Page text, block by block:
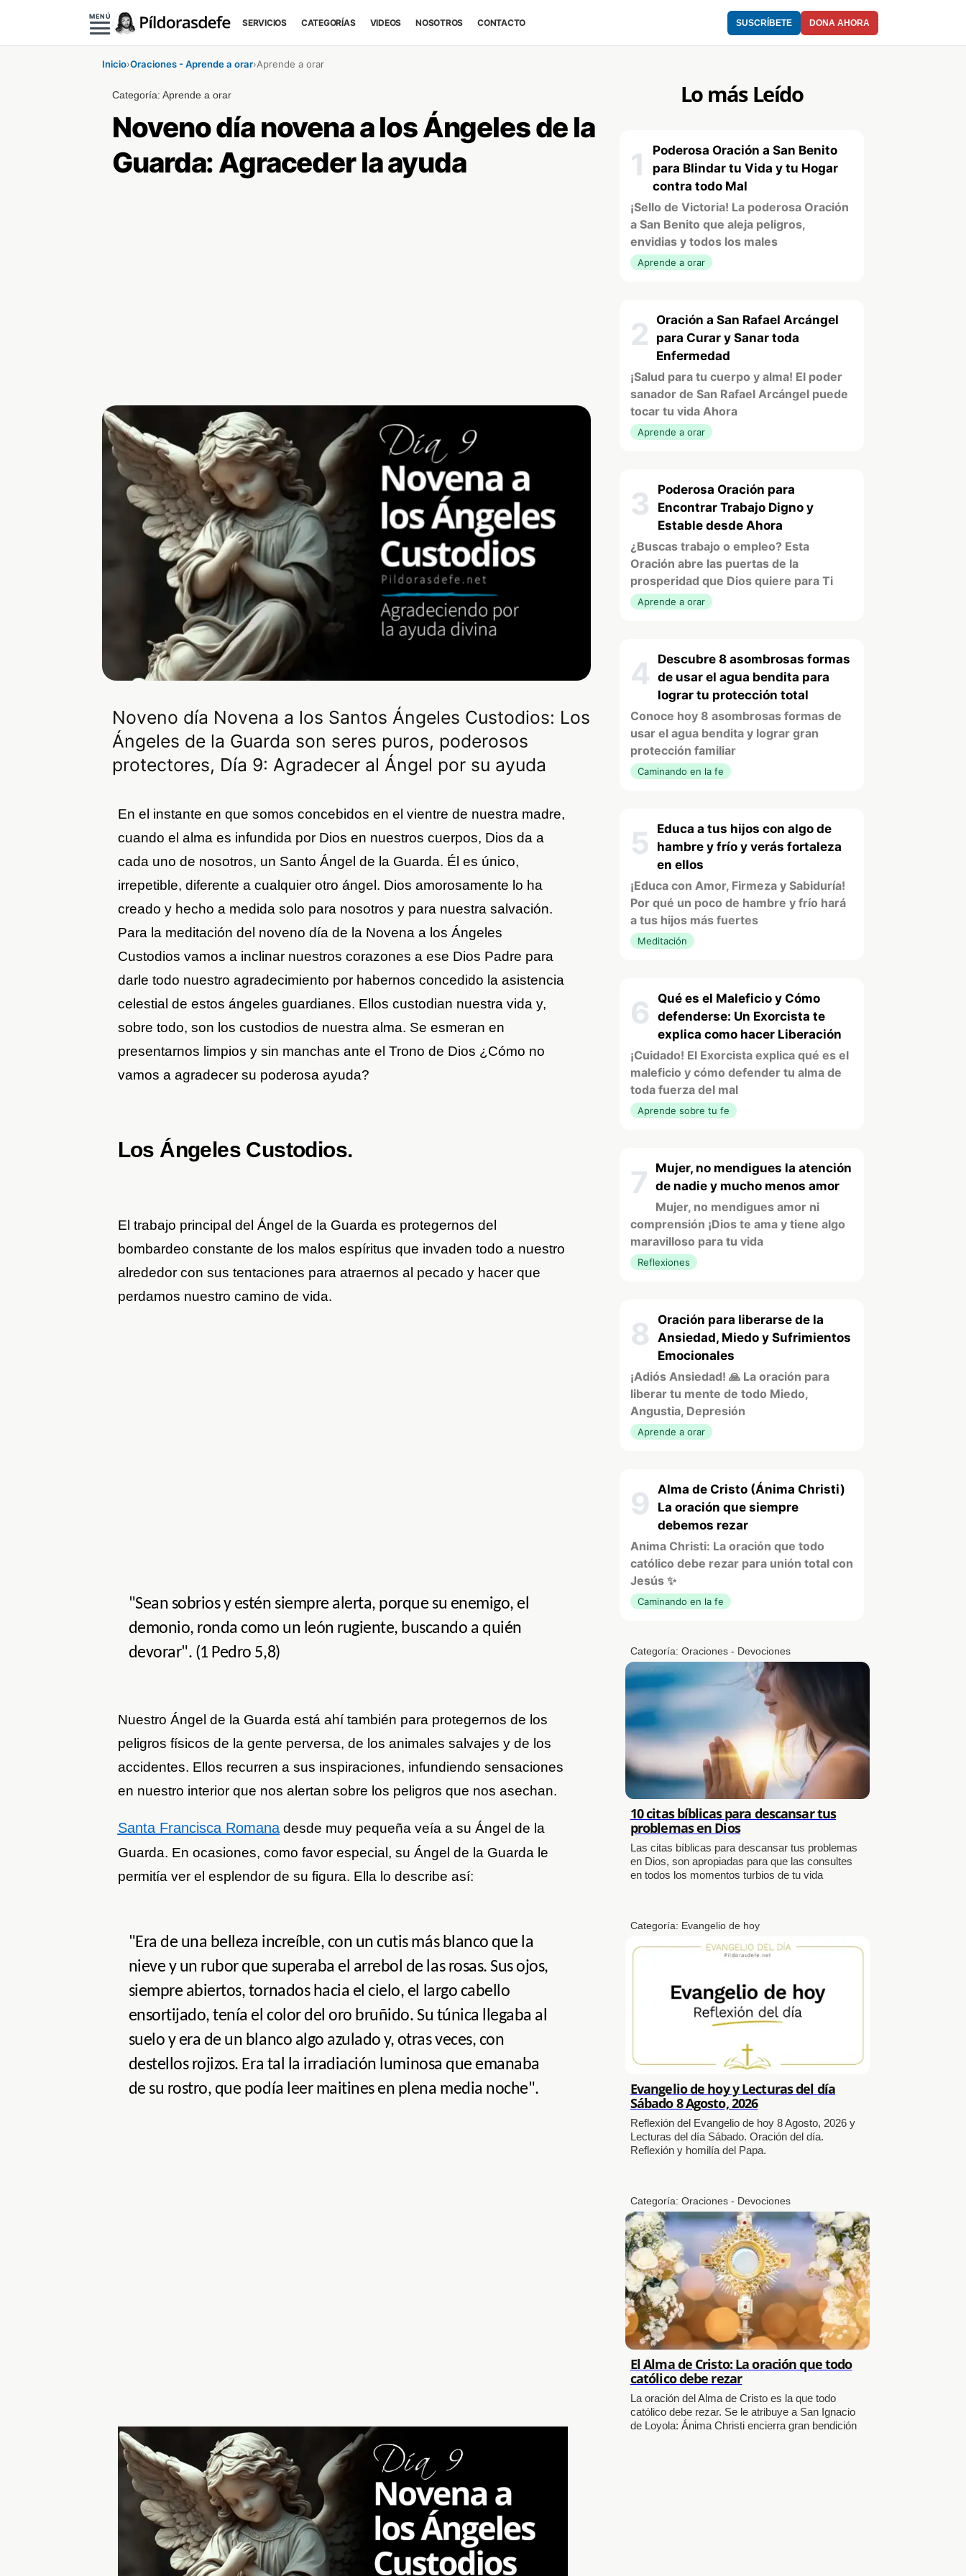
MENÚ
SERVICIOS CATEGORÍAS VIDEOS NOSOTROS CONTACTO SUSCRÍBETE DONA AHORA
Inicio›Oraciones - Aprende a orar›Aprende a orar
Categoría:Aprende a orar
Noveno día novena a los Ángeles de la
Guarda: Agraceder la ayuda
Noveno día Novena a los Santos Ángeles Custodios: Los
Ángeles de la Guarda son seres puros, poderosos
protectores, Día 9: Agradecer al Ángel por su ayuda
En el instante en que somos concebidos en el vientre de nuestra madre,
cuando el alma es infundida por Dios en nuestros cuerpos, Dios da a
cada uno de nosotros, un Santo Ángel de la Guarda. Él es único,
irrepetible, diferente a cualquier otro ángel. Dios amorosamente lo ha
creado y hecho a medida solo para nosotros y para nuestra salvación.
Para la meditación del noveno día de la Novena a los Ángeles
Custodios vamos a inclinar nuestros corazones a ese Dios Padre para
darle todo nuestro agradecimiento por habernos concedido la asistencia
celestial de estos ángeles guardianes. Ellos custodian nuestra vida y,
sobre todo, son los custodios de nuestra alma. Se esmeran en
presentarnos limpios y sin manchas ante el Trono de Dios ¿Cómo no
vamos a agradecer su poderosa ayuda?
Los Ángeles Custodios.
El trabajo principal del Ángel de la Guarda es protegernos del
bombardeo constante de los malos espíritus que invaden todo a nuestro
alrededor con sus tentaciones para atraernos al pecado y hacer que
perdamos nuestro camino de vida.
"Sean sobrios y estén siempre alerta, porque su enemigo, el
demonio, ronda como un león rugiente, buscando a quién
devorar". (1 Pedro 5,8)
Nuestro Ángel de la Guarda está ahí también para protegernos de los
peligros físicos de la gente perversa, de los animales salvajes y de los
accidentes. Ellos recurren a sus inspiraciones, infundiendo sensaciones
en nuestro interior que nos alertan sobre los peligros que nos asechan.
Santa Francisca Romanadesde muy pequeña veía a su Ángel de la
Guarda. En ocasiones, como favor especial, su Ángel de la Guarda le
permitía ver el esplendor de su figura. Ella lo describe así:
"Era de una belleza increíble, con un cutis más blanco que la
nieve y un rubor que superaba el arrebol de las rosas. Sus ojos,
siempre abiertos, tornados hacia el cielo, el largo cabello
ensortijado, tenía el color del oro bruñido. Su túnica llegaba al
suelo y era de un blanco algo azulado y, otras veces, con
destellos rojizos. Era tal la irradiación luminosa que emanaba
de su rostro, que podía leer maitines en plena media noche".
Lo más Leído
1
Poderosa Oración a San Benito
para Blindar tu Vida y tu Hogar
contra todo Mal
¡Sello de Victoria! La poderosa Oración
a San Benito que aleja peligros,
envidias y todos los males
Aprende a orar
2 Oración a San Rafael Arcángel
para Curar y Sanar toda
Enfermedad
¡Salud para tu cuerpo y alma! El poder
sanador de San Rafael Arcángel puede
tocar tu vida Ahora
Aprende a orar
3
Poderosa Oración para
Encontrar Trabajo Digno y
Estable desde Ahora
¿Buscas trabajo o empleo? Esta
Oración abre las puertas de la
prosperidad que Dios quiere para Ti
Aprende a orar
4
Descubre 8 asombrosas formas
de usar el agua bendita para
lograr tu protección total
Conoce hoy 8 asombrosas formas de
usar el agua bendita y lograr gran
protección familiar
Caminando en la fe
5
Educa a tus hijos con algo de
hambre y frío y verás fortaleza
en ellos
¡Educa con Amor, Firmeza y Sabiduría!
Por qué un poco de hambre y frío hará
a tus hijos más fuertes
Meditación
6
Qué es el Maleficio y Cómo
defenderse: Un Exorcista te
explica como hacer Liberación
¡Cuidado! El Exorcista explica qué es el
maleficio y cómo defender tu alma de
toda fuerza del mal
Aprende sobre tu fe
7
Mujer, no mendigues la atención
de nadie y mucho menos amor
Mujer, no mendigues amor ni
comprensión ¡Dios te ama y tiene algo
maravilloso para tu vida
Reflexiones
8
Oración para liberarse de la
Ansiedad, Miedo y Sufrimientos
Emocionales
¡Adiós Ansiedad! 🙏 La oración para
liberar tu mente de todo Miedo,
Angustia, Depresión
Aprende a orar
9
Alma de Cristo (Ánima Christi)
La oración que siempre
debemos rezar
Anima Christi: La oración que todo
católico debe rezar para unión total con
Jesús ✨
Caminando en la fe
Categoría: Oraciones - Devociones
10 citas bíblicas para descansar tus
problemas en Dios
Las citas bíblicas para descansar tus problemas
en Dios, son apropiadas para que las consultes
en todos los momentos turbios de tu vida
Categoría: Evangelio de hoy
Evangelio de hoy y Lecturas del día
Sábado 8 Agosto, 2026
Reflexión del Evangelio de hoy 8 Agosto, 2026 y
Lecturas del día Sábado. Oración del día.
Reflexión y homilía del Papa.
Categoría: Oraciones - Devociones
El Alma de Cristo: La oración que todo
católico debe rezar
La oración del Alma de Cristo es la que todo
católico debe rezar. Se le atribuye a San Ignacio
de Loyola: Ánima Christi encierra gran bendición